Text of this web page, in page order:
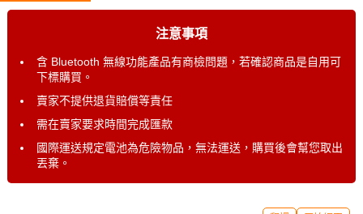
注意事項
含 Bluetooth 無線功能產品有商檢問題，若確認商品是自用可
下標購買。
賣家不提供退貨賠償等責任
需在賣家要求時間完成匯款
國際運送規定電池為危險物品，無法運送，購買後會幫您取出
丟棄。